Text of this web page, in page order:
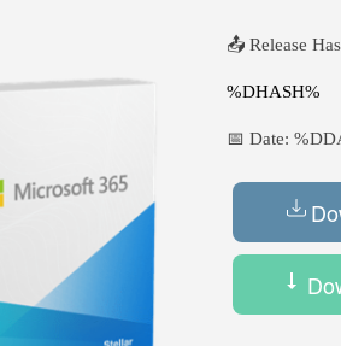
📤 Release
%DHASH%
📅 Date: